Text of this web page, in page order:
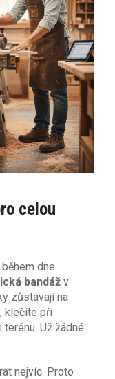
celou
dne
bandáž v
zůstávají na
klečíte při
Už žádné
nejvíc. Proto